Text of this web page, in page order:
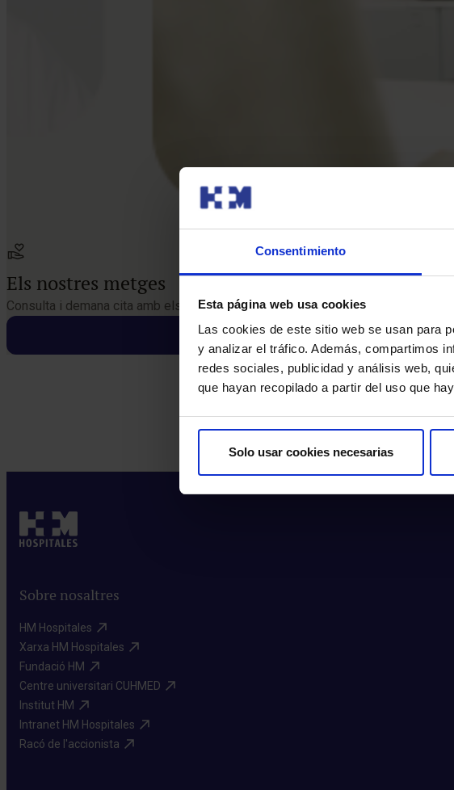
Consentimiento
Esta página web usa cookies
Las cookies de este sitio web se usan para
y analizar el tráfico. Además, compartimos
redes sociales, publicidad y análisis web,
que hayan recopilado a partir del uso que
Solo usar cookies necesarias
Els nostres metges
Consulta i demana cita amb els professionals d’aquesta especialitat
Demana cita
Sobre nosaltres
HM Hospitales​
Xarxa HM Hospitales​
Fundació HM​
Centre universitari CUHMED​
Institut HM​
Intranet HM Hospitales​
Racó de l'accionista​